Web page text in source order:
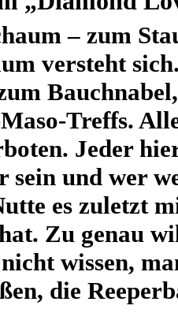
– zum
versteht
Bauchnabel,
Treffs.
Jeder
sein und wer
es zuletzt
Zu genau
wissen,
die